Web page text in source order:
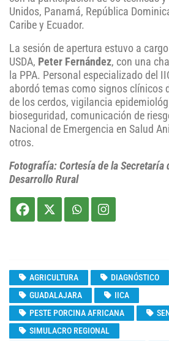
Unidos, Panamá, República
Caribe y Ecuador.
La sesión de apertura estuvo a
USDA, Peter Fernández, con una
la PPA. Personal especializado del
abordó temas como signos clínicos
de los cerdos, vigilancia
bioseguridad, comunicación de
Nacional de Emergencia en Salud
otros.
Fotografía: Cortesía de la Secretaría
Desarrollo Rural
AGRICULTURA
DIAGNÓSTICO
GUADALAJARA
IICA
PESTE PORCINA AFRICANA
SIMULACRO REGIONAL